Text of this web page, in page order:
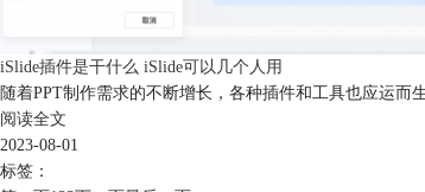
iSlide插件是干什么 iSlide可以几个人用
随着PPT制作需求的不断增长，各种插件和工具也应运而
阅读全文
2023-08-01
标签：